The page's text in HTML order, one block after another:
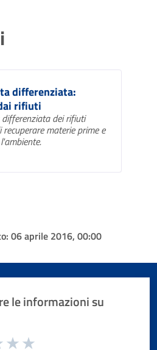
differenziata:
rifiuti
dei rifiuti
materie prime e
06 aprile 2016, 00:00
le informazioni su